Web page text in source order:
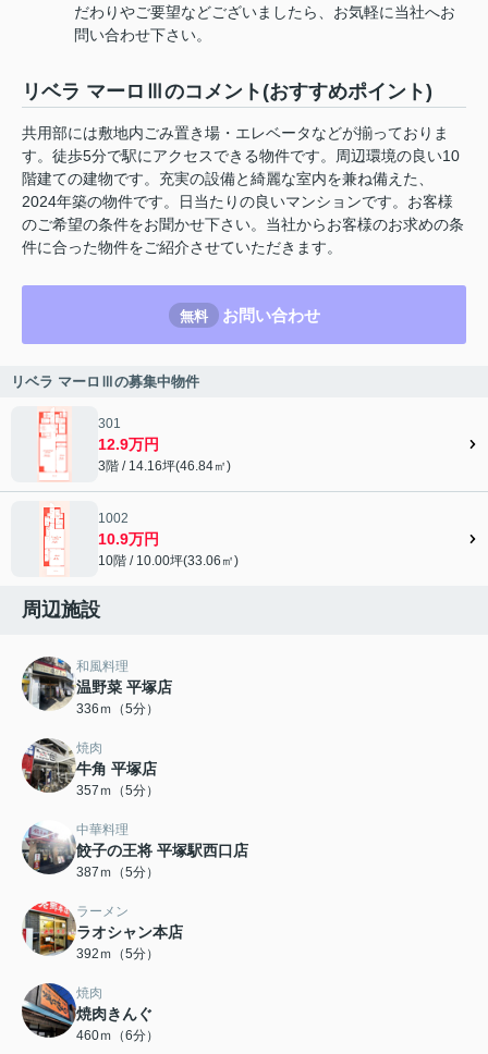
だわりやご要望などございましたら、お気軽に当社へお
問い合わせ下さい。
リベラ マーロⅢのコメント(おすすめポイント)
共用部には敷地内ごみ置き場・エレベータなどが揃っておりま
す。徒歩5分で駅にアクセスできる物件です。周辺環境の良い10
階建ての建物です。充実の設備と綺麗な室内を兼ね備えた、
2024年築の物件です。日当たりの良いマンションです。お客様
のご希望の条件をお聞かせ下さい。当社からお客様のお求めの条
件に合った物件をご紹介させていただきます。
無料 お問い合わせ
リベラ マーロⅢの募集中物件
301
12.9万円
3階 / 14.16坪(46.84㎡)
1002
10.9万円
10階 / 10.00坪(33.06㎡)
周辺施設
和風料理
温野菜 平塚店
336ｍ（5分）
焼肉
牛角 平塚店
357ｍ（5分）
中華料理
餃子の王将 平塚駅西口店
387ｍ（5分）
ラーメン
ラオシャン本店
392ｍ（5分）
焼肉
焼肉きんぐ
460ｍ（6分）